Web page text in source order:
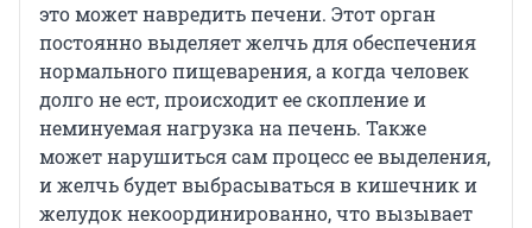
это может навредить печени. Этот орган
постоянно выделяет желчь для обеспечения
нормального пищеварения, а когда человек
долго не ест, происходит ее скопление и
неминуемая нагрузка на печень. Также
может нарушиться сам процесс ее выделения,
и желчь будет выбрасываться в кишечник и
желудок некоординированно, что вызывает